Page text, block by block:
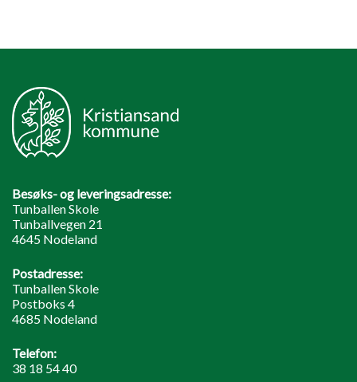
Besøks- og leveringsadresse:
Tunballen Skole
Tunballvegen 21
4645 Nodeland
Postadresse:
Tunballen Skole
Postboks 4
4685 Nodeland
Telefon:
38 18 54 40